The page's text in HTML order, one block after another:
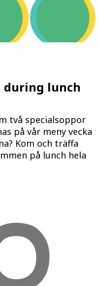
during lunch
två specialsoppor
på vår meny vecka
Kom och träffa
på lunch hela